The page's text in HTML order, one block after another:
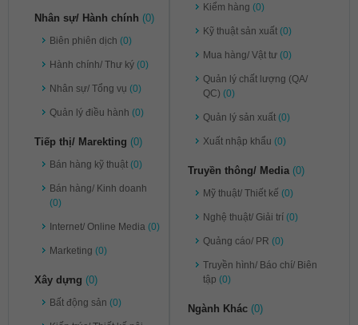
Nhân sự/ Hành chính (0)
Biên phiên dịch (0)
Hành chính/ Thư ký (0)
Nhân sự/ Tổng vụ (0)
Quản lý điều hành (0)
Tiếp thị/ Marekting (0)
Bán hàng kỹ thuật (0)
Bán hàng/ Kinh doanh
(0)
Internet/ Online Media (0)
Marketing (0)
Xây dựng (0)
Bất động sản (0)
Kiểm hàng (0)
Kỹ thuật sản xuất (0)
Mua hàng/ Vật tư (0)
Quản lý chất lượng (QA/
QC) (0)
Quản lý sản xuất (0)
Xuất nhập khẩu (0)
Truyền thông/ Media (0)
Mỹ thuật/ Thiết kế (0)
Nghệ thuật/ Giải trí (0)
Quảng cáo/ PR (0)
Truyền hình/ Báo chí/ Biên
tập (0)
Ngành Khác (0)